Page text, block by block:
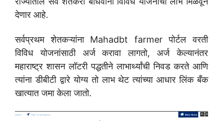
देणार आहे.
सर्वप्रथम शेतकऱ्यांना Mahadbt farmer पोर्टल वरती
विविध योजनांसाठी अर्ज करावा लागतो, अर्ज केल्यानंतर
महाराष्ट्र शासन लॉटरी पद्धतीने लाभार्थ्यांची निवड करते आणि
त्यांना डीबीटी द्वारे योग्य तो लाभ थेट त्यांच्या आधार लिंक बँक
खात्यात जमा केला जातो.